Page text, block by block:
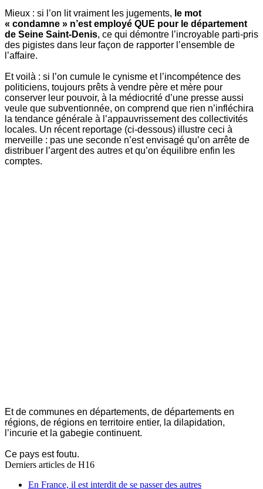
Mieux : si l’on lit vraiment les jugements, le mot
« condamne » n’est employé QUE pour le département
de Seine Saint-Denis, ce qui démontre l’incroyable parti-pris
des pigistes dans leur façon de rapporter l’ensemble de
l’affaire.
Et voilà : si l’on cumule le cynisme et l’incompétence des
politiciens, toujours prêts à vendre père et mère pour
conserver leur pouvoir, à la médiocrité d’une presse aussi
veule que subventionnée, on comprend que rien n’infléchira
la tendance générale à l’appauvrissement des collectivités
locales. Un récent reportage (ci-dessous) illustre ceci à
merveille : pas une seconde n’est envisagé qu’on arrête de
distribuer l’argent des autres et qu’on équilibre enfin les
comptes.
Et de communes en départements, de départements en
régions, de régions en territoire entier, la dilapidation,
l’incurie et la gabegie continuent.
Ce pays est foutu.
Derniers articles de H16
En France, il est interdit de se passer des autres